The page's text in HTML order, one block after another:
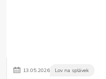
13.05.2026 Lov na splávek